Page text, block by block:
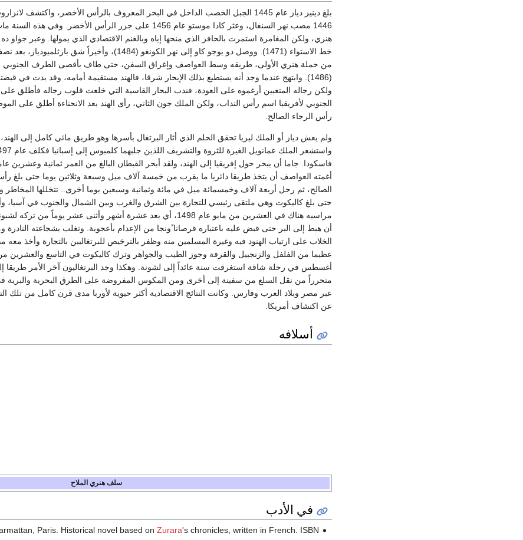
بلغ دينيز دياز عام 1445 الجبل الخصب الداخل في البحر المعروف بالرأس الأخضر، واكتشف
1446 مصب نهر السنغال، وعثر كادا موستو عام 1456 على جزر الرأس الأخضر. وفي هذه
هنري، ولكن المغامرة استمرت بالحافز الذي منحها إياه وبالغنم الاقتصادي الذي يمولها. وعبر جواو ده
خط الاستواء (1471). ووصل دو يوجو كاو إلى نهر الكونغو (1484)، وأخيراً شق
من حملة هنري الأولى، طريقه وسط العواصف وإغراق السفن، حتى طاف بأقصى الطرف الجنوبي
(1486). وابتهج عندما وجد أنه يستطيع بذلك الإبحار شرقا، فالهند مستقيمة أمامه، وقد بدت في
ولكن رجاله المتعبين أرغموه على العودة، فندب البحار القاسية التي خلعت قلوب رجاله فأطلق
الجنوبي لأفريقيا اسم رأس النداب، ولكن الملك جون الثاني، رأى الهند بعد الانحناءة أطلق على
رأس الرجاء الصالح.
ولم يعش دياز أو الملك ليريا تحقق الحلم الذي أثار البرتغال بأسرها وهو طريق مائي كامل إلى الهند،
واستشعر الملك عمانويل الغيرة للثروة والتشريف
فاسكودا. جاما أن يبحر حول إفريقيا إلى الهند، ولقد أبحر القبطان البالغ من العمر ثمانية وعشرين
أغمته العواصف أن يتخذ طريقا دائريا ما يقرب من خمسة آلاف ميل وسبعة وثلاثين يوما حتى بلغ
الصالح، ثم رحل أربعة آلاف وخمسمائة ميل في مائة وثمانية وسبعين يوما أخرى.. تتخللها المخاطر
حتى بلغ كاليكوت وهي ملتقى رئيسي للتجارة بين الشرق والغرب وبين الشمال والجنوب في آسيا،
مراسيه هناك في العشرين من مايو عام 1498، أي بعد عشرة أشهر وأثنى عشر يوماً من تركه
أن هبط إلى البر حتى قبض عليه باعتباره قرصانا ًونجا من الإعدام بأعجوبة. وتغلب بشجاعته النادرة
الخلاب على ارتياب الهنود فيه وغيرة المسلمين منه وظفر بالترخيص للبرتغاليين بالتجارة وأخذ معه
عظيما من الفلفل والزنجبيل والقرفة وجوز الطيب والجواهر وترك كاليكوت في التاسع والعشرين
أغسطس في رحلة شاقة استغرقت سنة عائداً إلى لشونة. وهكذا وجد البرتغاليون آخر الأمر طريقا
متحرراً من نقل السلع من سفينة إلى أخرى ومن المكوس المفروضة على الطرق البحرية والبرية في
عبر مصر وبلاد العرب وفارس. وكانت النتائج الاقتصادية أكثر حيوية لأوربا مدى قرن كامل من تلك
عن اكتشاف أمريكا.
أسلافه
سلف هنري الملاح
في الأدب
Paris. Historical novel based on Zurara's chronicles, written in French. ISBN